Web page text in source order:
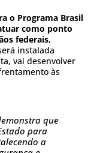
o Programa Brasil
como ponto
federais,
instalada
vai desenvolver
às
que
para
a